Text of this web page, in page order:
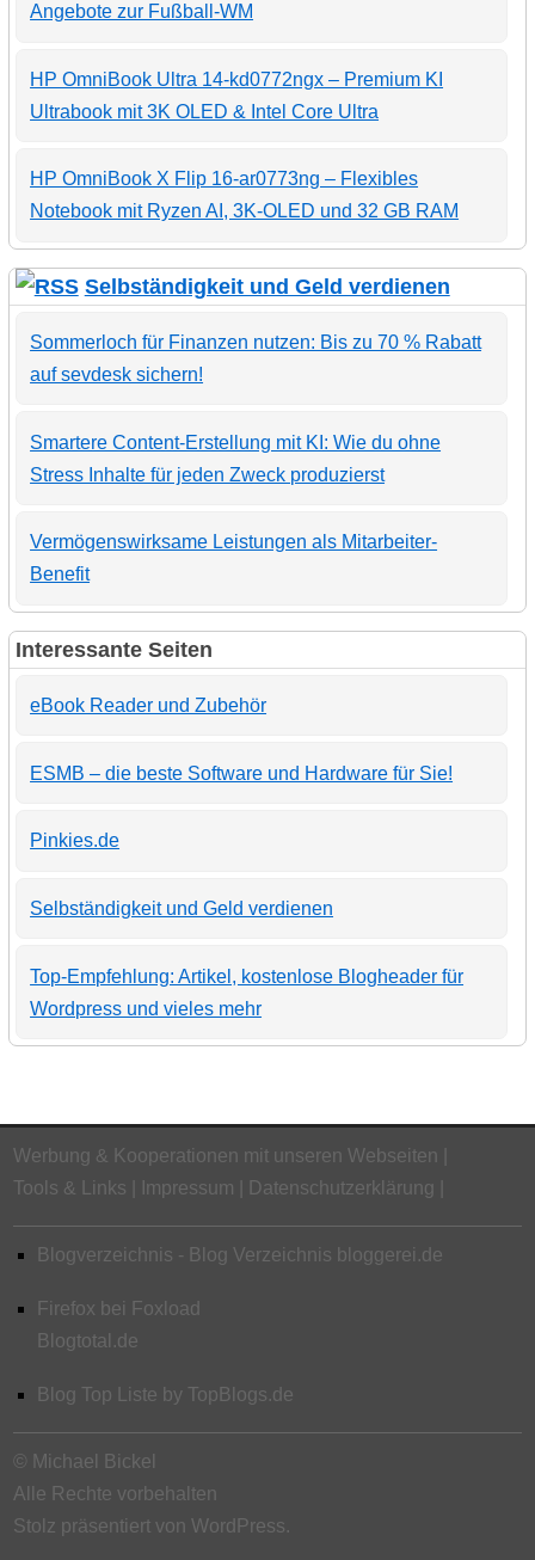
Angebote zur Fußball-WM
HP OmniBook Ultra 14-kd0772ngx – Premium KI
Ultrabook mit 3K OLED & Intel Core Ultra
HP OmniBook X Flip 16-ar0773ng – Flexibles
Notebook mit Ryzen AI, 3K-OLED und 32 GB RAM
Selbständigkeit und Geld verdienen
Sommerloch für Finanzen nutzen: Bis zu 70 % Rabatt
auf sevdesk sichern!
Smartere Content-Erstellung mit KI: Wie du ohne
Stress Inhalte für jeden Zweck produzierst
Vermögenswirksame Leistungen als Mitarbeiter-
Benefit
Interessante Seiten
eBook Reader und Zubehör
ESMB – die beste Software und Hardware für Sie!
Pinkies.de
Selbständigkeit und Geld verdienen
Top-Empfehlung: Artikel, kostenlose Blogheader für
Wordpress und vieles mehr
Werbung & Kooperationen mit unseren Webseiten
Tools & Links
Impressum Datenschutzerklärung
Blogverzeichnis - Blog Verzeichnis bloggerei.de
Firefox bei Foxload
Blogtotal.de
Blog Top Liste by TopBlogs.de
© Michael Bickel
Alle Rechte vorbehalten
Stolz präsentiert von WordPress.